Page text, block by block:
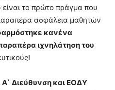
το πρώτο πράγμα που
ασφάλεια μαθητών
κανένα
ιχνηλάτηση του
Διεύθυνση και ΕΟΔΥ